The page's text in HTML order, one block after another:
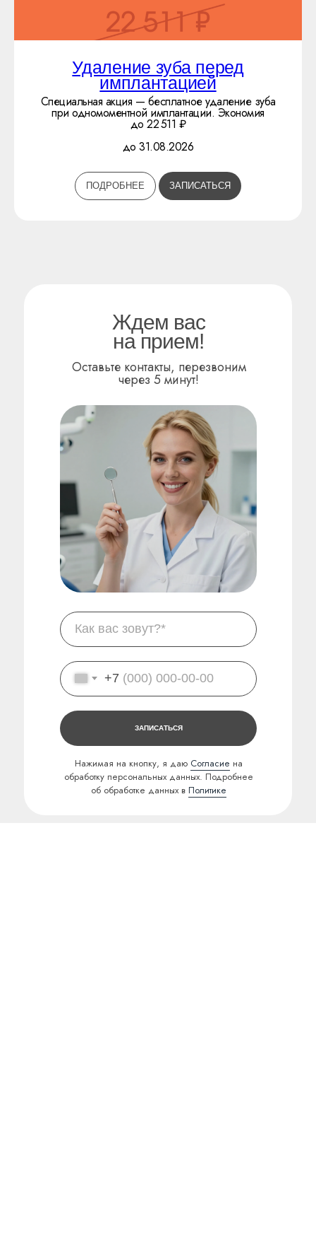
Удаление зуба перед
имплантацией
Специальная акция — бесплатное удаление зуба
при одномоментной имплантации. Экономия
до 22 511 ₽
до 31.08.2026
ПОДРОБНЕЕ ЗАПИСАТЬСЯ
Оставьте контакты, перезвоним
через 5 минут!
Ждем вас
на прием!
+7
ЗАПИСАТЬСЯ
Нажимая на кнопку, я даю Согласие на
обработку персональных данных. Подробнее
об обработке данных в Политике
ОМНИКЕР
г. Москва, ул. Азовская, 15
WHATSAPP
КОНТАКТЫ
О клинике
Рекомендации